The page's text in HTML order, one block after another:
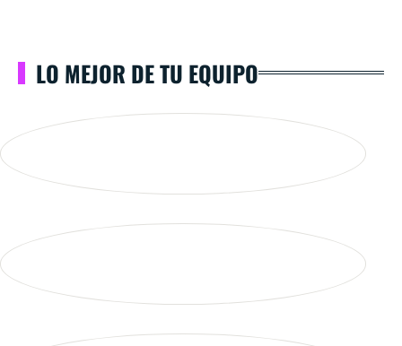
LO MEJOR DE TU EQUIPO